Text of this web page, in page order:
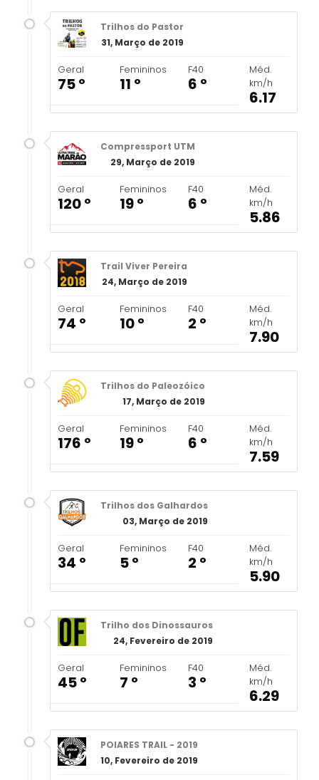
Trilhos do Pastor
31, Março de 2019
Geral
75 º
Femininos
11 º
F40
6 º
Méd.
km/h
6.17
Compressport UTM
29, Março de 2019
Geral
120 º
Femininos
19 º
F40
6 º
Méd.
km/h
5.86
Trail Viver Pereira
24, Março de 2019
Geral
74 º
Femininos
10 º
F40
2 º
Méd.
km/h
7.90
Trilhos do Paleozóico
17, Março de 2019
Geral
176 º
Femininos
19 º
F40
6 º
Méd.
km/h
7.59
Trilhos dos Galhardos
03, Março de 2019
Geral
34 º
Femininos
5 º
F40
2 º
Méd.
km/h
5.90
Trilho dos Dinossauros
24, Fevereiro de 2019
Geral
45 º
Femininos
7 º
F40
3 º
Méd.
km/h
6.29
POIARES TRAIL - 2019
10, Fevereiro de 2019